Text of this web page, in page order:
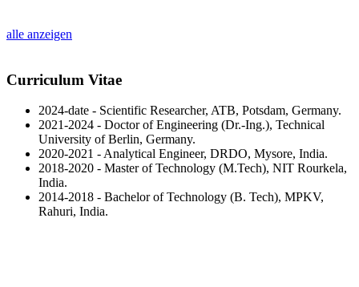
alle anzeigen
Curriculum Vitae
2024-date - Scientific Researcher, ATB, Potsdam, Germany.
2021-2024 - Doctor of Engineering (Dr.-Ing.), Technical
University of Berlin, Germany.
2020-2021 - Analytical Engineer, DRDO, Mysore, India.
2018-2020 - Master of Technology (M.Tech), NIT Rourkela,
India.
2014-2018 - Bachelor of Technology (B. Tech), MPKV,
Rahuri, India.